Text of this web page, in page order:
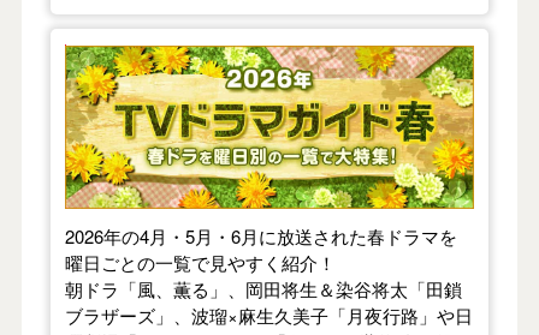
【2026年春】TVドラマガイド
2026年の4月・5月・6月に放送された春ドラマを
曜日ごとの一覧で見やすく紹介！
朝ドラ「風、薫る」、岡田将生＆染谷将太「田鎖
ブラザーズ」、波瑠×麻生久美子「月夜行路」や日